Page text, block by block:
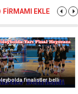
ve Dünya
Zlateva
FİRMAMI EKLE
finalistler belli